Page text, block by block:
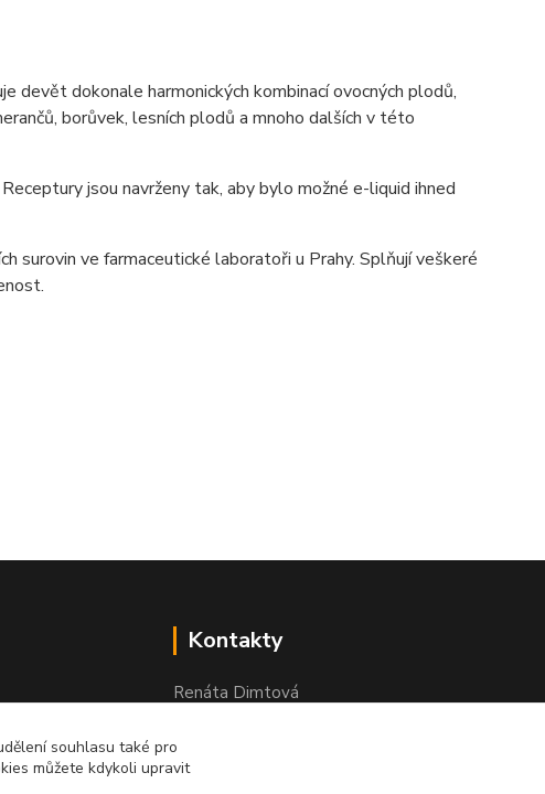
devět dokonale harmonických kombinací ovocných plodů,
borůvek, lesních plodů a mnoho dalších v této
jsou navrženy tak, aby bylo možné e-liquid ihned
surovin ve farmaceutické laboratoři u Prahy. Splňují veškeré
Kontakty
Renáta Dimtová
Pondělí - čtvrtek 9-16 hod
email lucie-shop@seznam.cz
souhlasu také pro
můžete kdykoli upravit